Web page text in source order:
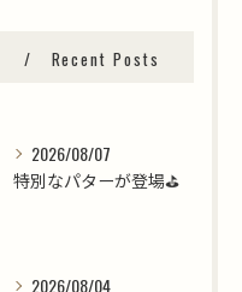
Recent Posts
2026/08/07
特別なパターが登場⛳️
2026/08/04